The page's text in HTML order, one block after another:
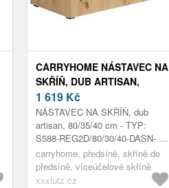
CARRYHOME NÁSTAVEC NA
SKŘÍŇ, DUB ARTISAN,
80/35/40 CM
1 619 Kč
NÁSTAVEC NA SKŘÍŇ, dub
artisan, 80/35/40 cm - TYP:
S588-REG2D/80/30/40-DASN- -
FMIX70-KPL01, DUB - 2
DVEŘE, Š/V/H: CA. 80/35/40CM
carryhome, předsíně, skříně do
předsíně, víceúčelové skříně
xxxlutz.cz